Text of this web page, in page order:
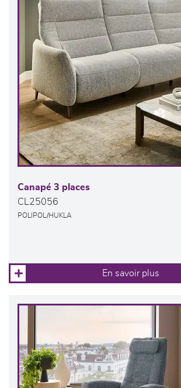
Canapé 3 places
CL25056
POLIPOL/HUKLA
En savoir plus